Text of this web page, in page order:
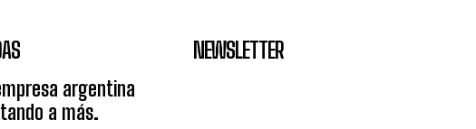
argentina
a más.
NEWSLETTER